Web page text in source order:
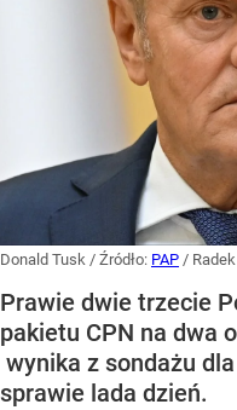
Donald Tusk / Źródło: PAP /
Prawie dwie trzecie
pakietu CPN na dwa
wynika z sondażu
sprawie lada dzień.